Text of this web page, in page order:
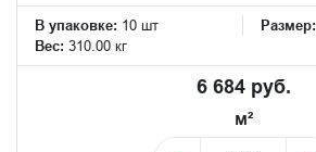
В упаковке: 10 шт Размер:
Вес: 310.00 кг
6 684 руб.
м²